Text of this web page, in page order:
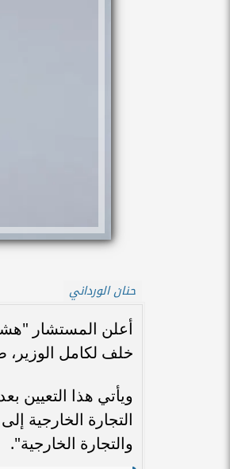
حنان الورداني
أعلن المستشار
خلف لكامل الوزير،
ويأتي هذا التعيين
التجارة الخارجية
والتجارة الخارجية".